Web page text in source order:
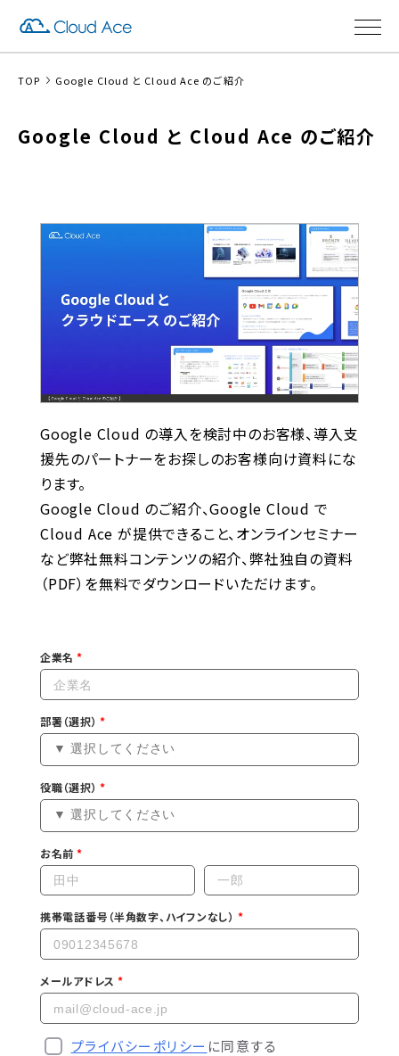
TOP Google Cloud と Cloud Ace のご紹介
Google Cloud と Cloud Ace のご紹介
Google Cloud の導入を検討中のお客様、導入支
援先のパートナーをお探しのお客様向け資料にな
ります。
Google Cloud のご紹介、Google Cloud で
Cloud Ace が提供できること、オンラインセミナー
など弊社無料コンテンツの紹介、弊社独自の資料
（PDF）を無料でダウンロードいただけます。
企業名
部署（選択）
役職（選択）
お名前
携帯電話番号（半角数字、ハイフンなし）
メールアドレス
プライバシーポリシー に同意する